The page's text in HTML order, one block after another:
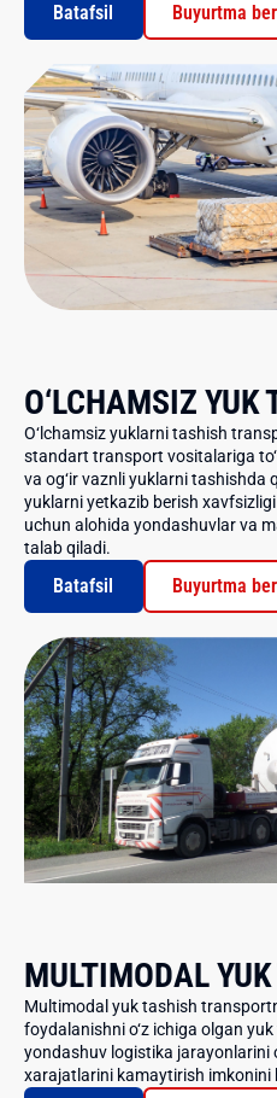
Batafsil Buyurtma
O‘LCHAMSIZ YUK
O‘lchamsiz yuklarni tashish
standart transport vositalariga
va og‘ir vaznli yuklarni tashishda
yuklarni yetkazib berish
uchun alohida yondashuvlar va
talab qiladi.
Batafsil Buyurtma
MULTIMODAL
Multimodal yuk tashish
foydalanishni o‘z ichiga olgan
yondashuv logistika
xarajatlarini kamaytirish imkonini